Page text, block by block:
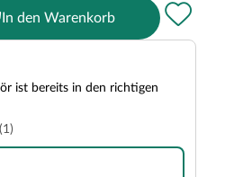
In den Warenkorb
ist bereits in den richtigen
(1)